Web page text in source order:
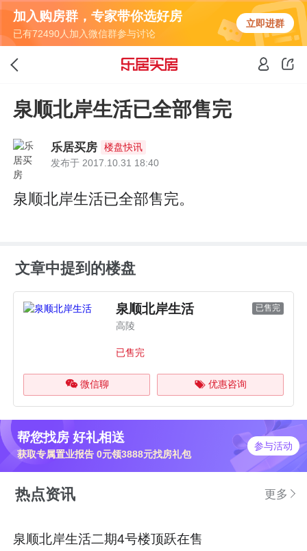
加入购房群，专家带你选好房
已有72490人加入微信群参与讨论
立即进群
泉顺北岸生活已全部售完
乐居买房
楼盘快讯
发布于 2017.10.31 18:40
泉顺北岸生活已全部售完。
文章中提到的楼盘
泉顺北岸生活 已售完
高陵
已售完
微信聊 优惠咨询
帮您找房 好礼相送
获取专属置业报告 0元领3888元找房礼包
参与活动
热点资讯 更多
泉顺北岸生活二期4号楼顶跃在售